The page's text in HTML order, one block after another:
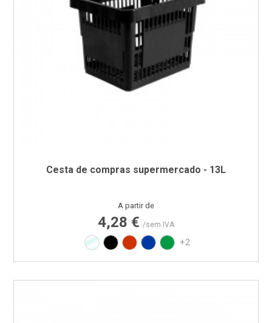
Cesta de compras supermercado - 13L
Preço
A partir de
4,28 € /sem IVA
Transparente
Preto Vermelho RAL3020
Azul PAN 293C
Verde PAN 347C
+2